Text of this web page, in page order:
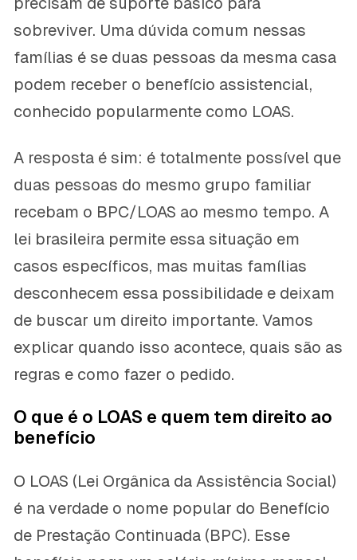
sobreviver. Uma dúvida comum nessas
famílias é se duas pessoas da mesma casa
podem receber o benefício assistencial,
conhecido popularmente como LOAS.
A resposta é sim: é totalmente possível que
duas pessoas do mesmo grupo familiar
recebam o BPC/LOAS ao mesmo tempo. A
lei brasileira permite essa situação em
casos específicos, mas muitas famílias
desconhecem essa possibilidade e deixam
de buscar um direito importante. Vamos
explicar quando isso acontece, quais são as
regras e como fazer o pedido.
O que é o LOAS e quem tem direito ao
benefício
O LOAS (Lei Orgânica da Assistência Social)
é na verdade o nome popular do Benefício
de Prestação Continuada (BPC). Esse